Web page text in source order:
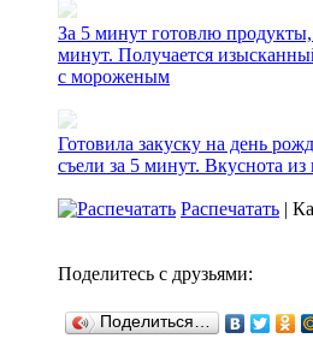
За 5 минут готовлю
минут. Получается
с мороженым
Готовила закуску на день
съели за 5 минут. Вкуснота
Распечатать |
Поделитесь с друзьями:
Поделиться…